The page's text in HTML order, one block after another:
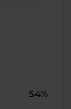
54%